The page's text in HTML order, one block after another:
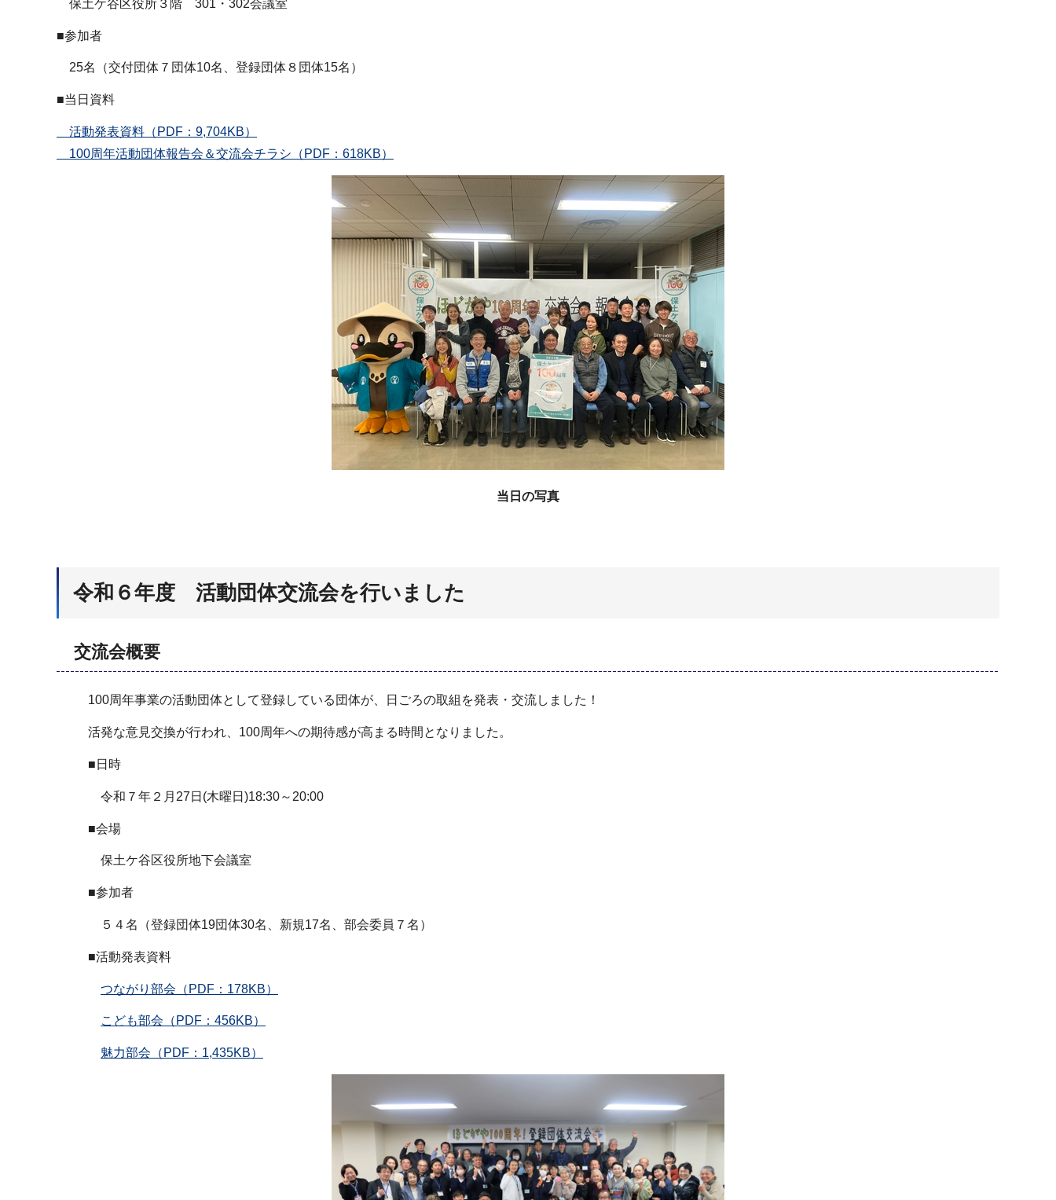
保土ケ谷区役所３階 301・302会議室
■参加者
25名（交付団体７団体10名、登録団体８団体15名）
■当日資料
活動発表資料（PDF：9,704KB）
100周年活動団体報告会＆交流会チラシ（PDF：618KB）
当日の写真
令和６年度 活動団体交流会を行いました
交流会概要
100周年事業の活動団体として登録している団体が、日ごろの取組を発表・交流しました！
活発な意見交換が行われ、100周年への期待感が高まる時間となりました。
■日時
令和７年２月27日(木曜日)18:30～20:00
■会場
保土ケ谷区役所地下会議室
■参加者
５４名（登録団体19団体30名、新規17名、部会委員７名）
■活動発表資料
つながり部会（PDF：178KB）
こども部会（PDF：456KB）
魅力部会（PDF：1,435KB）